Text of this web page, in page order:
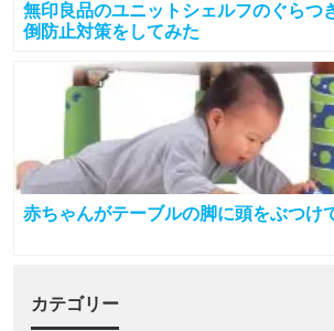
無印良品のユニットシェルフのぐらつ
倒防止対策をしてみた
赤ちゃんがテーブルの脚に頭をぶつけ
カテゴリー